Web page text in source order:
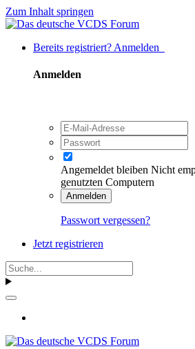
Zum Inhalt springen
Bereits registriert? Anmelden
Anmelden
Angemeldet bleiben Nicht
genutzten Computern
Anmelden
Passwort vergessen?
Jetzt registrieren